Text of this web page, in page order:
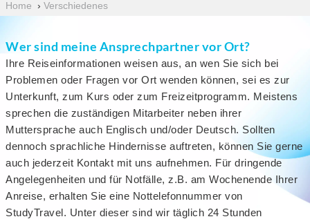
Home › Verschiedenes
Wer sind meine Ansprechpartner vor Ort?
Ihre Reiseinformationen weisen aus, an wen Sie sich bei
Problemen oder Fragen vor Ort wenden können, sei es zur
Unterkunft, zum Kurs oder zum Freizeitprogramm. Meistens
sprechen die zuständigen Mitarbeiter neben ihrer
Muttersprache auch Englisch und/oder Deutsch. Sollten
dennoch sprachliche Hindernisse auftreten, können Sie gerne
auch jederzeit Kontakt mit uns aufnehmen. Für dringende
Angelegenheiten und für Notfälle, z.B. am Wochenende Ihrer
Anreise, erhalten Sie eine Nottelefonnummer von
StudyTravel. Unter dieser sind wir täglich 24 Stunden